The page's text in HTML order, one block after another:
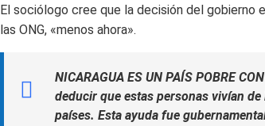
El sociólogo cree que la decisión del gobierno
las ONG, «menos ahora».
NICARAGUA ES UN PAÍS POBRE
deducir que estas personas vivían
países. Esta ayuda fue